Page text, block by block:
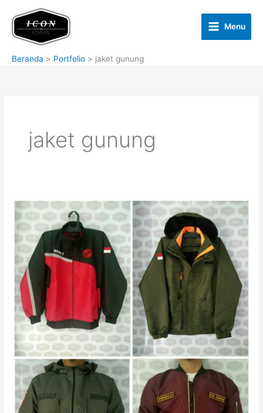
konten
Menu
Beranda Portfolio jaket gunung
jaket gunung